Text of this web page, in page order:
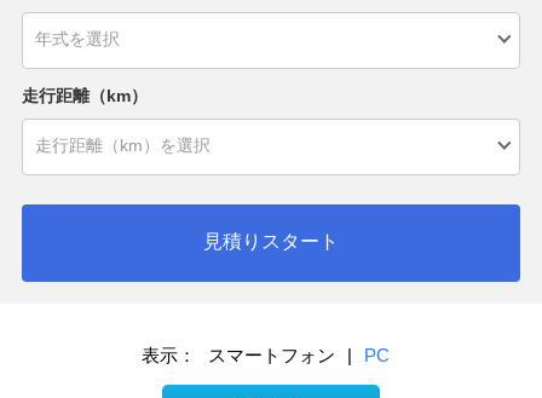
走行距離（km）
見積りスタート
表示： スマートフォン | PC